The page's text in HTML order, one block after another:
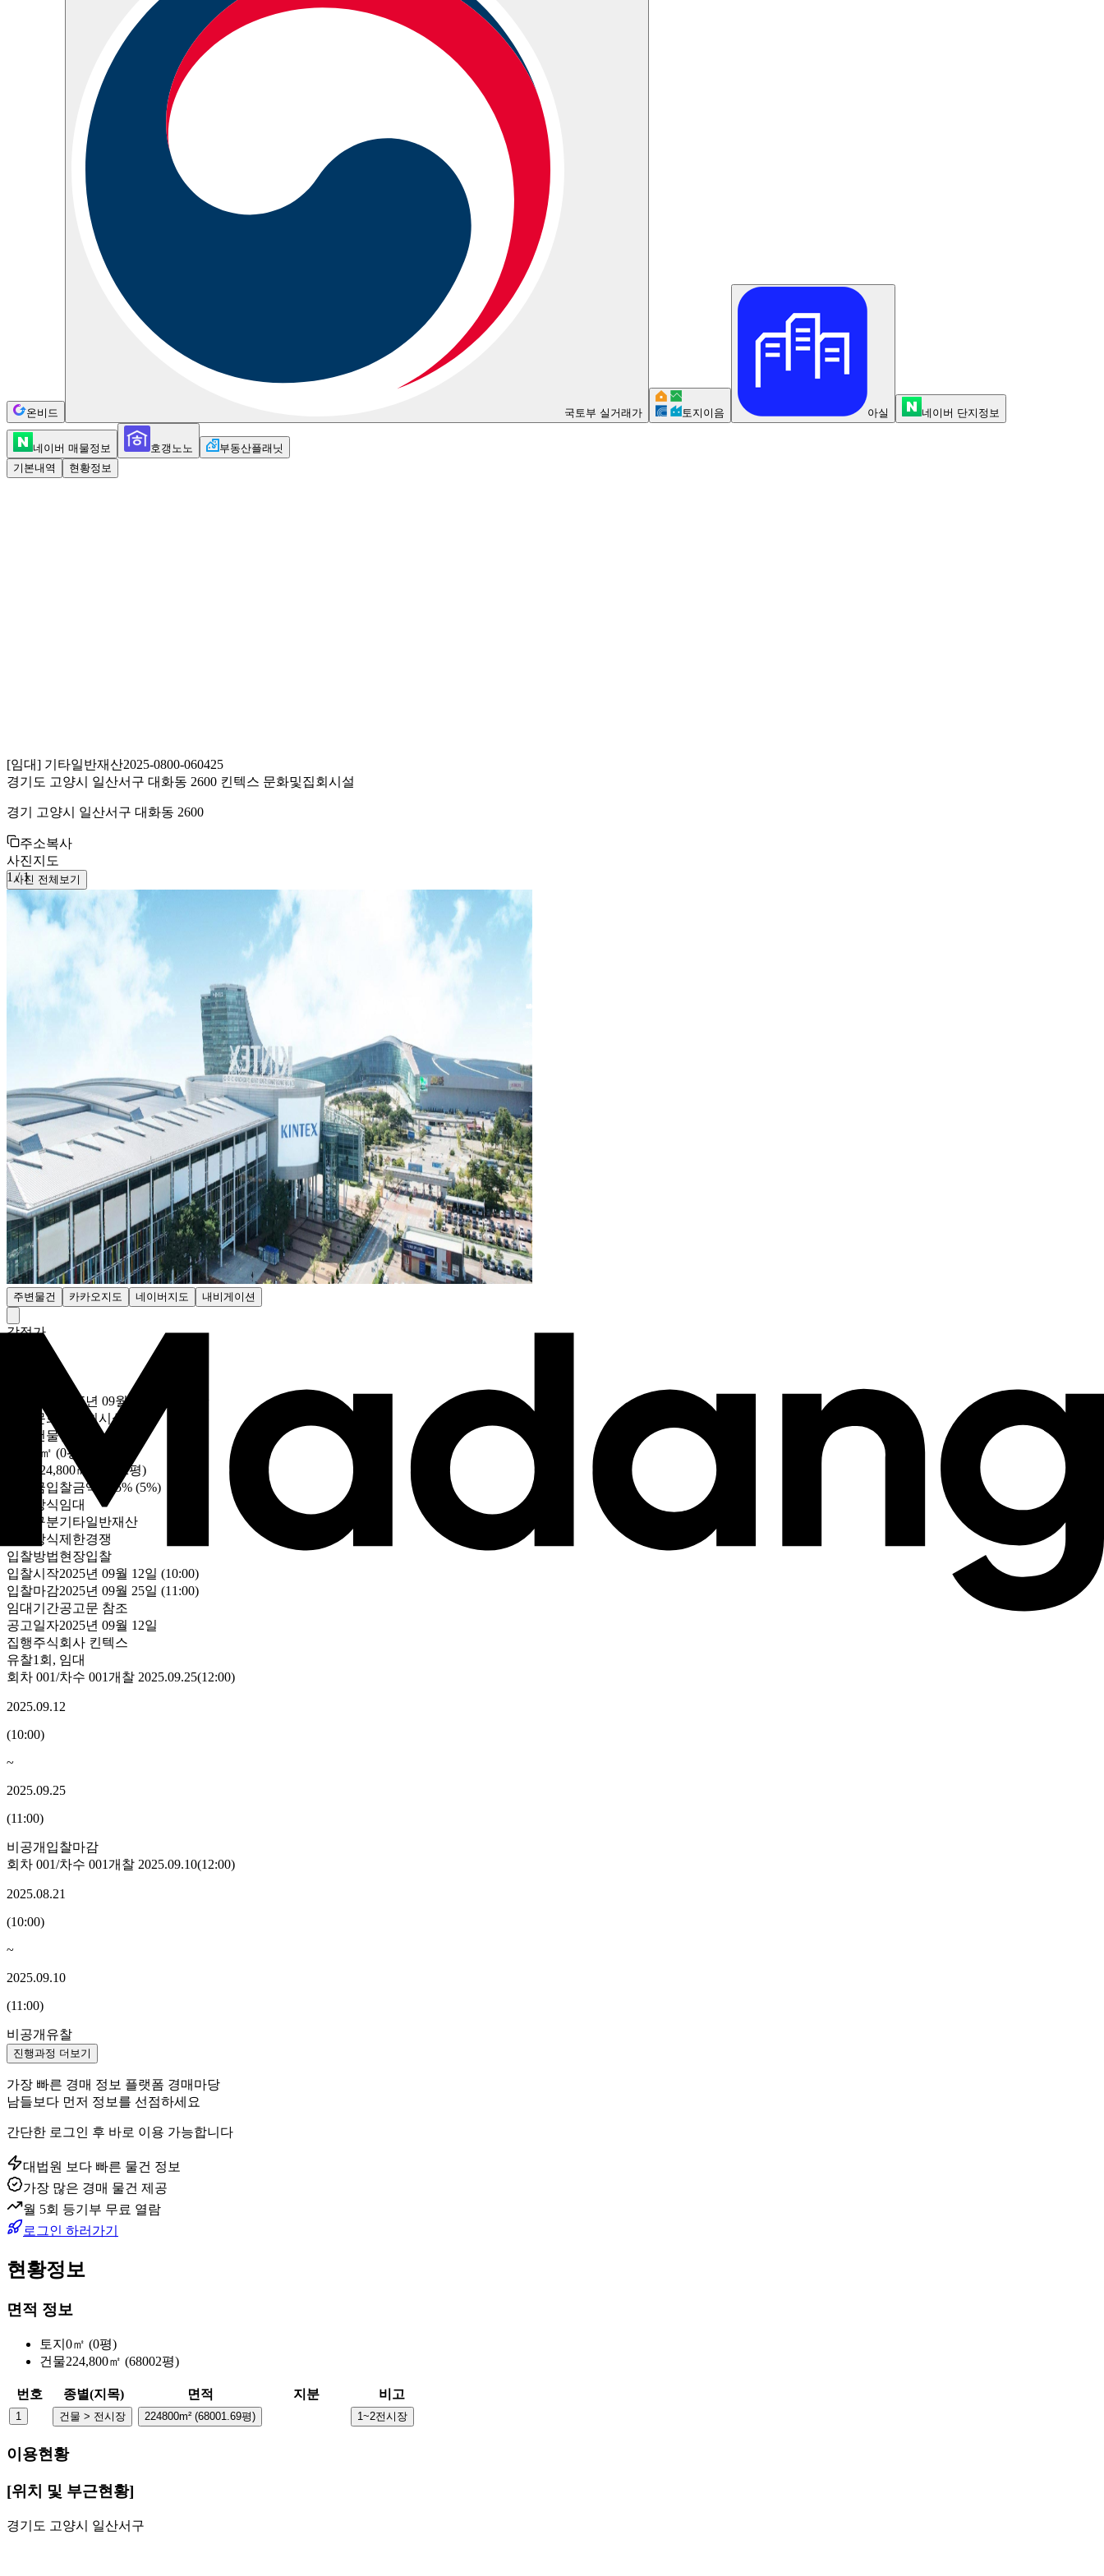
온비드 국토부 실거래가 토지이음 아실 네이버 단지정보
네이버 매물정보 호갱노노
부동산플래닛
기본내역
현황정보
[임대] 기타일반재산2025-0800-060425
경기도 고양시 일산서구 대화동 2600 킨텍스 문화및집회시설
경기 고양시 일산서구 대화동 2600
주소복사
사진지도
1 /1
사진 전체보기
주변물건 카카오지도 네이버지도 내비게이션
감정가
2025년 09월 12일 (10:00)
문화및집회시설
건물전체
0㎡ (0평)
224,800㎡ (68002평)
보증금입찰금액의 5% (5%)
처분방식임대
자산구분기타일반재산
입찰방식제한경쟁
입찰방법현장입찰
입찰시작2025년 09월 12일 (10:00)
입찰마감2025년 09월 25일 (11:00)
임대기간공고문 참조
공고일자2025년 09월 12일
집행주식회사 킨텍스
유찰1회 , 임대
회차 001/차수 001개찰 2025.09.25(12:00)
2025.09.12
(10:00)
~
2025.09.25
(11:00)
비공개 입찰마감
회차 001/차수 001개찰 2025.09.10(12:00)
2025.08.21
(10:00)
~
2025.09.10
(11:00)
비공개 유찰
진행과정 더보기
가장 빠른 경매 정보 플랫폼 경매마당
남들보다 먼저 정보를 선점하세요
간단한 로그인 후 바로 이용 가능합니다
대법원 보다 빠른 물건 정보
가장 많은 경매 물건 제공
월 5회 등기부 무료 열람
로그인 하러가기
현황정보
면적 정보
토지 0㎡ (0평)
건물224,800㎡ (68002평)
번호 종별(지목) 면적 지분 비고
1 건물 > 전시장 224800m² (68001.69평) 1~2전시장
이용현황
[위치 및 부근현황]
경기도 고양시 일산서구